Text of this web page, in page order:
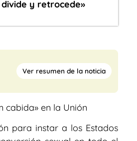
y retrocede»
Ver resumen de la noticia
cabida» en la Unión
para instar a los Estados